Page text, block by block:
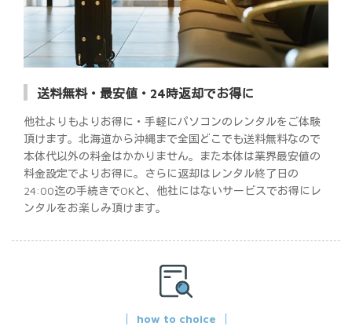
送料無料・最安値・24時返却でお得に
他社よりもよりお得に・手軽にパソコンのレンタルをご体験
頂けます。北海道から沖縄まで全国どこでも送料無料なので
本体代以外の料金はかかりません。また本体は業界最安値の
料金設定でよりお得に。さらに返却はレンタル終了日の
24:00迄の手続きでOKと、他社にはないサービスでお得にレ
ンタルをお楽しみ頂けます。
how to choice